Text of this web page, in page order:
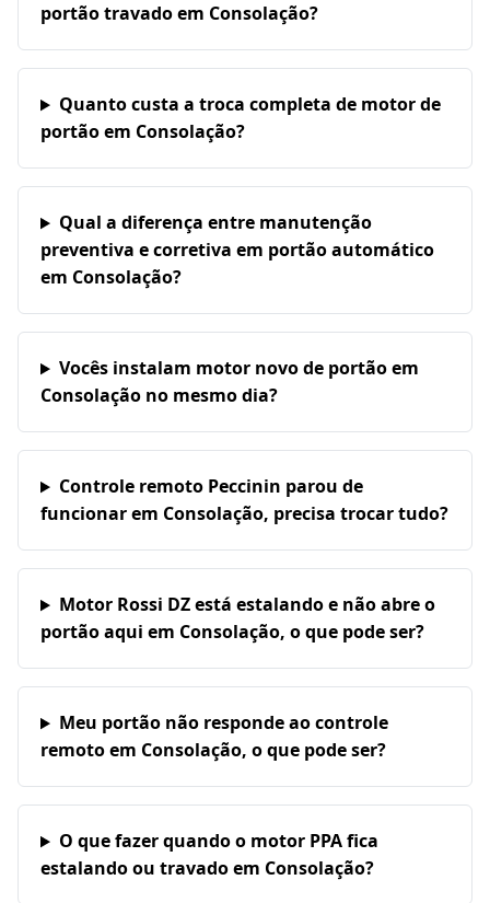
portão travado em Consolação?
Quanto custa a troca completa de motor de
portão em Consolação?
Qual a diferença entre manutenção
preventiva e corretiva em portão automático
em Consolação?
Vocês instalam motor novo de portão em
Consolação no mesmo dia?
Controle remoto Peccinin parou de
funcionar em Consolação, precisa trocar tudo?
Motor Rossi DZ está estalando e não abre o
portão aqui em Consolação, o que pode ser?
Meu portão não responde ao controle
remoto em Consolação, o que pode ser?
O que fazer quando o motor PPA fica
estalando ou travado em Consolação?